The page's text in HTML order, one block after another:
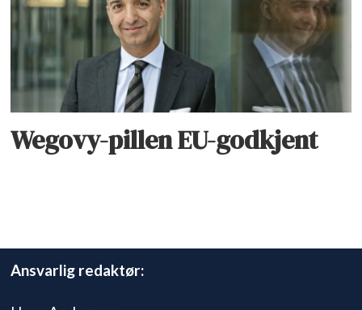
Wegovy-pillen EU-godkjent
Ansvarlig redaktør: